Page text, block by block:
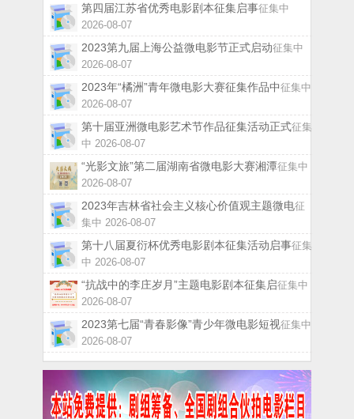
第四届江苏省优秀电影剧本征集启事征集中
2026-08-07
2023第九届上海公益微电影节正式启动征集中
2026-08-07
2023年“橘洲”青年微电影大赛征集作品中征集中
2026-08-07
第十届亚洲微电影艺术节作品征集活动正式征集
中 2026-08-07
“光影文旅”第二届湖南省微电影大赛湘潭征集中
2026-08-07
2023年吉林省社会主义核心价值观主题微电征
集中 2026-08-07
第十八届夏衍杯优秀电影剧本征集活动启事征集
中 2026-08-07
“抗战中的李庄岁月”主题电影剧本征集启征集中
2026-08-07
2023第七届“青春影像”青少年微电影短视征集中
2026-08-07